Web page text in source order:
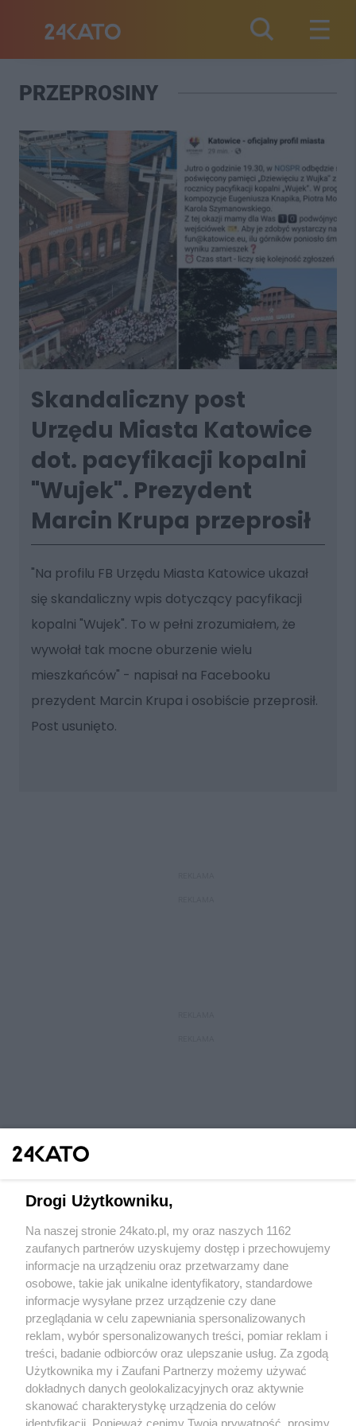
PRZEPROSINY
Skandaliczny post
Urzędu Miasta Katowice
dot. pacyfikacji kopalni
"Wujek". Prezydent
Marcin Krupa przeprosił
"Na profilu FB Urzędu Miasta Katowice ukazał
się skandaliczny wpis dotyczący pacyfikacji
kopalni "Wujek". To w pełni zrozumiałem, że
wywołał tak mocne oburzenie wielu
mieszkańców" - napisał na Facebooku
prezydent Marcin Krupa i osobiście przeprosił.
Post usunięto.
Wydawca mediów lokalnych
Nie zapomnij
zapoznać się z:
polityką prywatności regulamin korzystania z portali
Twojemiasto
Piekary Śląskie
Chorzów
Skontaktuj sięz nami
Kontakt
Wydawca
Drogi Użytkowniku,
Na naszej stronie 24kato.pl, my oraz naszych 1162
zaufanych partnerów uzyskujemy dostęp i przechowujemy
informacje na urządzeniu oraz przetwarzamy dane
osobowe, takie jak unikalne identyfikatory, standardowe
informacje wysyłane przez urządzenie czy dane
przeglądania w celu zapewniania spersonalizowanych
reklam, wybór spersonalizowanych treści, pomiar reklam i
treści, badanie odbiorców oraz ulepszanie usług. Za zgodą
Użytkownika my i Zaufani Partnerzy możemy używać
dokładnych danych geolokalizacyjnych oraz aktywnie
skanować charakterystykę urządzenia do celów
identyfikacji. Ponieważ cenimy Twoją prywatność, prosimy